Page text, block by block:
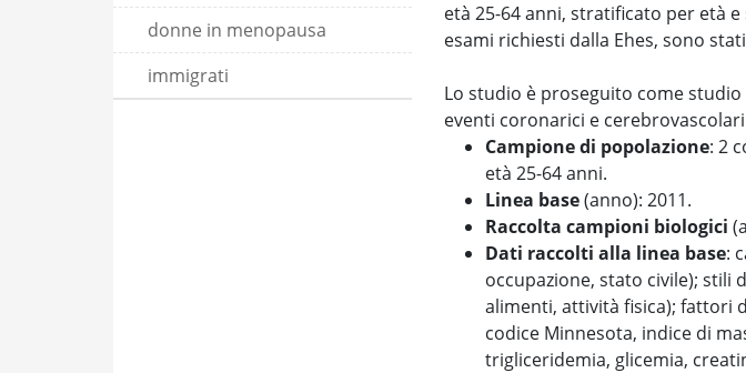
donne in menopausa
immigrati
età 25-64 anni, stratificato per età
esami richiesti dalla Ehes, sono
Lo studio è proseguito come
eventi coronarici e
Campione di popolazione: 2
età 25-64 anni.
Linea base(anno): 2011.
Raccolta campioni biologici
Dati raccolti alla linea base:
occupazione, stato civile); stili
alimenti, attività fisica); fattori
codice Minnesota, indice di
trigliceridemia, glicemia,